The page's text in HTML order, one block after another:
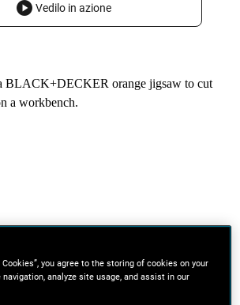
Vedilo in azione
you agree to the storing of cookies on your
analyze site usage, and assist in our